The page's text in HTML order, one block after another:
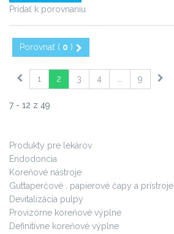
Pridať k porovnaniu
Porovnať ( 0 )
1 2 3 4 9
7 - 12 z 49
Produkty pre lekárov
Endodoncia
Koreňové nástroje
Guttaperčové , papierové čapy a prístroje
Devitalizácia pulpy
Provizórne koreňové výplne
Definitívne koreňové výplne